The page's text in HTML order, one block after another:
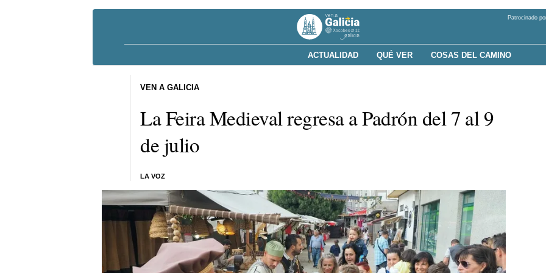
Patrocinado
ACTUALIDAD QUÉ VER COSAS DEL CAMINO
La Feira Medieval regresa a Padrón del 7 al 9
de julio
LA VOZ
VEN A GALICIA